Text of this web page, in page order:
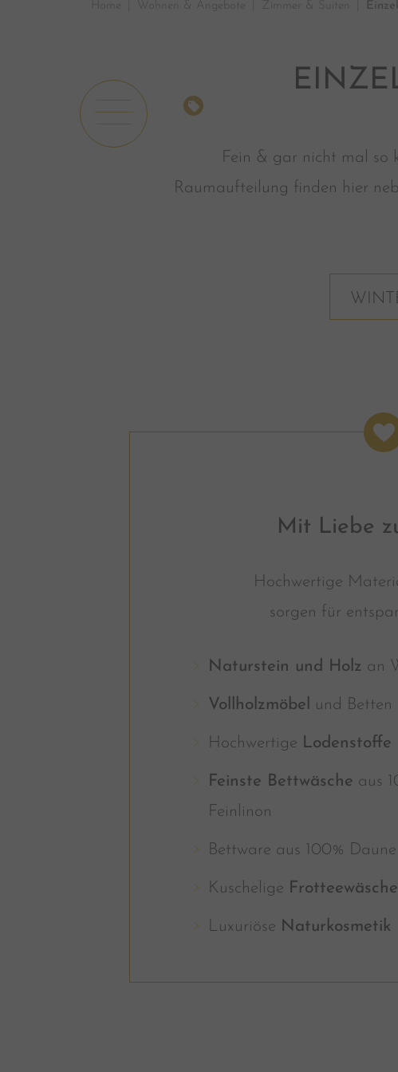
Home Wohnen & Angebote Zimmer & Suiten
Fein & gar nicht mal so
Raumaufteilung finden hier
Mit Liebe
Hochwertige
sorgen für
Naturstein und Holz an
Vollholzmöbel und Betten
Hochwertige Lodenstoffe
Feinste Bettwäsche aus
Feinlinon
Bettware aus 100% Daune
Kuschelige Frotteewäsche
Luxuriöse Naturkosmetik